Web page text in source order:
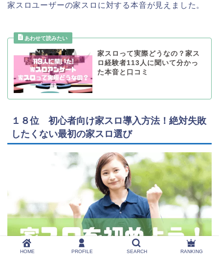
家スロユーザーの家スロに対する本音が見えました。
家スロって実際どうなの？家ス
ロ経験者113人に聞いて分かっ
た本音と口コミ
１８位 初心者向け家スロ導入方法！絶対失敗
したくない最初の家スロ選び
HOME PROFILE SEARCH RANKING